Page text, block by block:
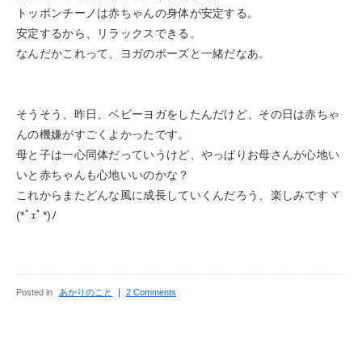
トッポンチーノは赤ちゃんの身体が安定する。
安定するから、リラックスできる。
なんだかこれって、ヨガのポーズと一緒だなあ。
そうそう、昨日、ベビーヨガをしたんだけど、その日は赤ちゃ
んの機嫌がすごくよかったです。
母と子は一心同体だっていうけど、やっぱりお母さんが心地い
いと赤ちゃんも心地いいのかな？
これからまたどんな風に成長していくんだろう、楽しみですヾ
(*ﾟｪﾟ*)ﾉ
Posted in あかりのこと ｜ 2 Comments